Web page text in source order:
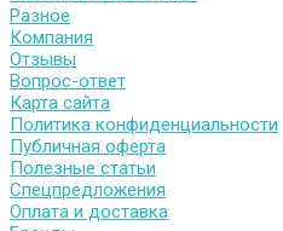
Разное
Компания
Отзывы
Вопрос-ответ
Карта сайта
Политика конфиденциальности
Публичная оферта
Полезные статьи
Спецпредложения
Оплата и доставка